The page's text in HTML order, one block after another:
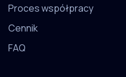
Proces współpracy
Cennik
FAQ